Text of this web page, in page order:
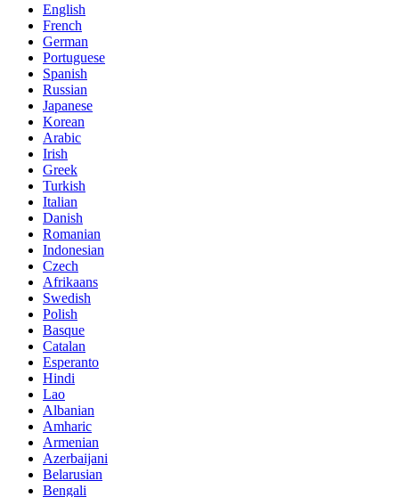
English
French
German
Portuguese
Spanish
Russian
Japanese
Korean
Arabic
Irish
Greek
Turkish
Italian
Danish
Romanian
Indonesian
Czech
Afrikaans
Swedish
Polish
Basque
Catalan
Esperanto
Hindi
Lao
Albanian
Amharic
Armenian
Azerbaijani
Belarusian
Bengali